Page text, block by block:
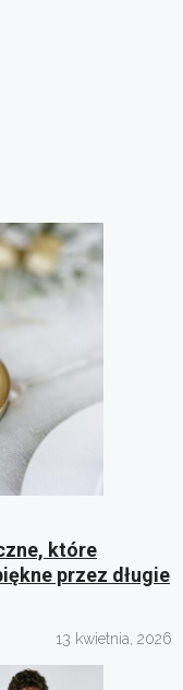
które
przez długie
13 kwietnia, 2026